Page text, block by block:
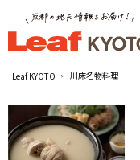
Leaf KYOTO 川床名物料理